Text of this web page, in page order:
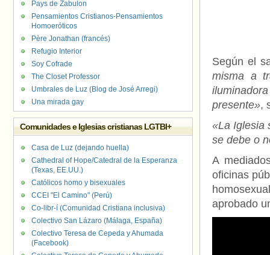
Según el
misma a
presente»,
«La Iglesia
se debe o
A
oficinas
aprobado
Pays de Zabulon
Pensamientos Cristianos-Pensamientos
Homoeróticos
Père Jonathan (francés)
Refugio Interior
Soy Cofrade
The Closet Professor
Umbrales de Luz (Blog de José Arregi)
Una mirada gay
Comunidades e Iglesias cristianas LGTBI+
Casa de Luz (dejando huella)
Cathedral of Hope/Catedral de la Esperanza
(Texas, EE.UU.)
Católicos homo y bisexuales
CCEI "El Camino" (Perú)
Co-libr-í (Comunidad Cristiana inclusiva)
Colectivo San Lázaro (Málaga, España)
Colectivo Teresa de Cepeda y Ahumada
(Facebook)